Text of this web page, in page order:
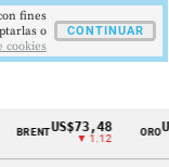
BRENTUS$73,48
▼ 1.12
ORO
fines
o
cookies
CONTINUAR